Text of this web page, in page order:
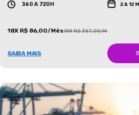
360 A 720H 2 A 12
18X R$ 86,00/Mês18X R$ 387,00/Mês
SAIBA MAIS